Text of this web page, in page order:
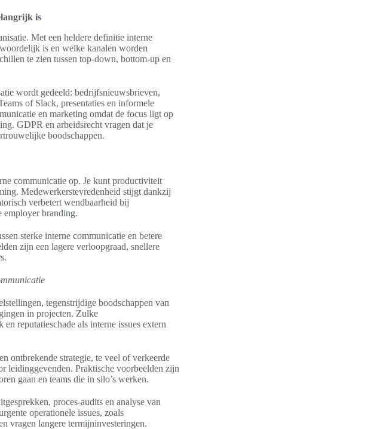
is
Met een heldere definitie interne
is en welke kanalen worden
te zien tussen top-down, bottom-up en
wordt gedeeld: bedrijfsnieuwsbrieven,
of Slack, presentaties en informele
en marketing omdat de focus ligt op
GDPR en arbeidsrecht vragen dat je
boodschappen.
communicatie op. Je kunt productiviteit
Medewerkerstevredenheid stijgt dankzij
verbetert wendbaarheid bij
employer branding.
sterke interne communicatie en betere
zijn een lagere verloopgraad, snellere
tegenstrijdige boodschappen van
in projecten. Zulke
reputatieschade als interne issues extern
ontbrekende strategie, te veel of verkeerde
leidinggevenden. Praktische voorbeelden zijn
gaan en teams die in silo’s werken.
proces-audits en analyse van
operationele issues, zoals
vragen langere termijninvesteringen.